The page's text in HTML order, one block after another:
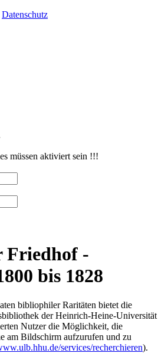
Datenschutz
müssen aktiviert sein !!!
Friedhof -
bis 1828
bibliophiler Raritäten bietet die
der Heinrich-Heine-Universität
Nutzer die Möglichkeit, die
am Bildschirm aufzurufen und zu
services/recherchieren).